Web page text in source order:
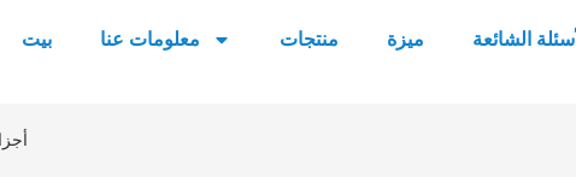
بيت معلومات عنا منتجات ميزة الشائعة